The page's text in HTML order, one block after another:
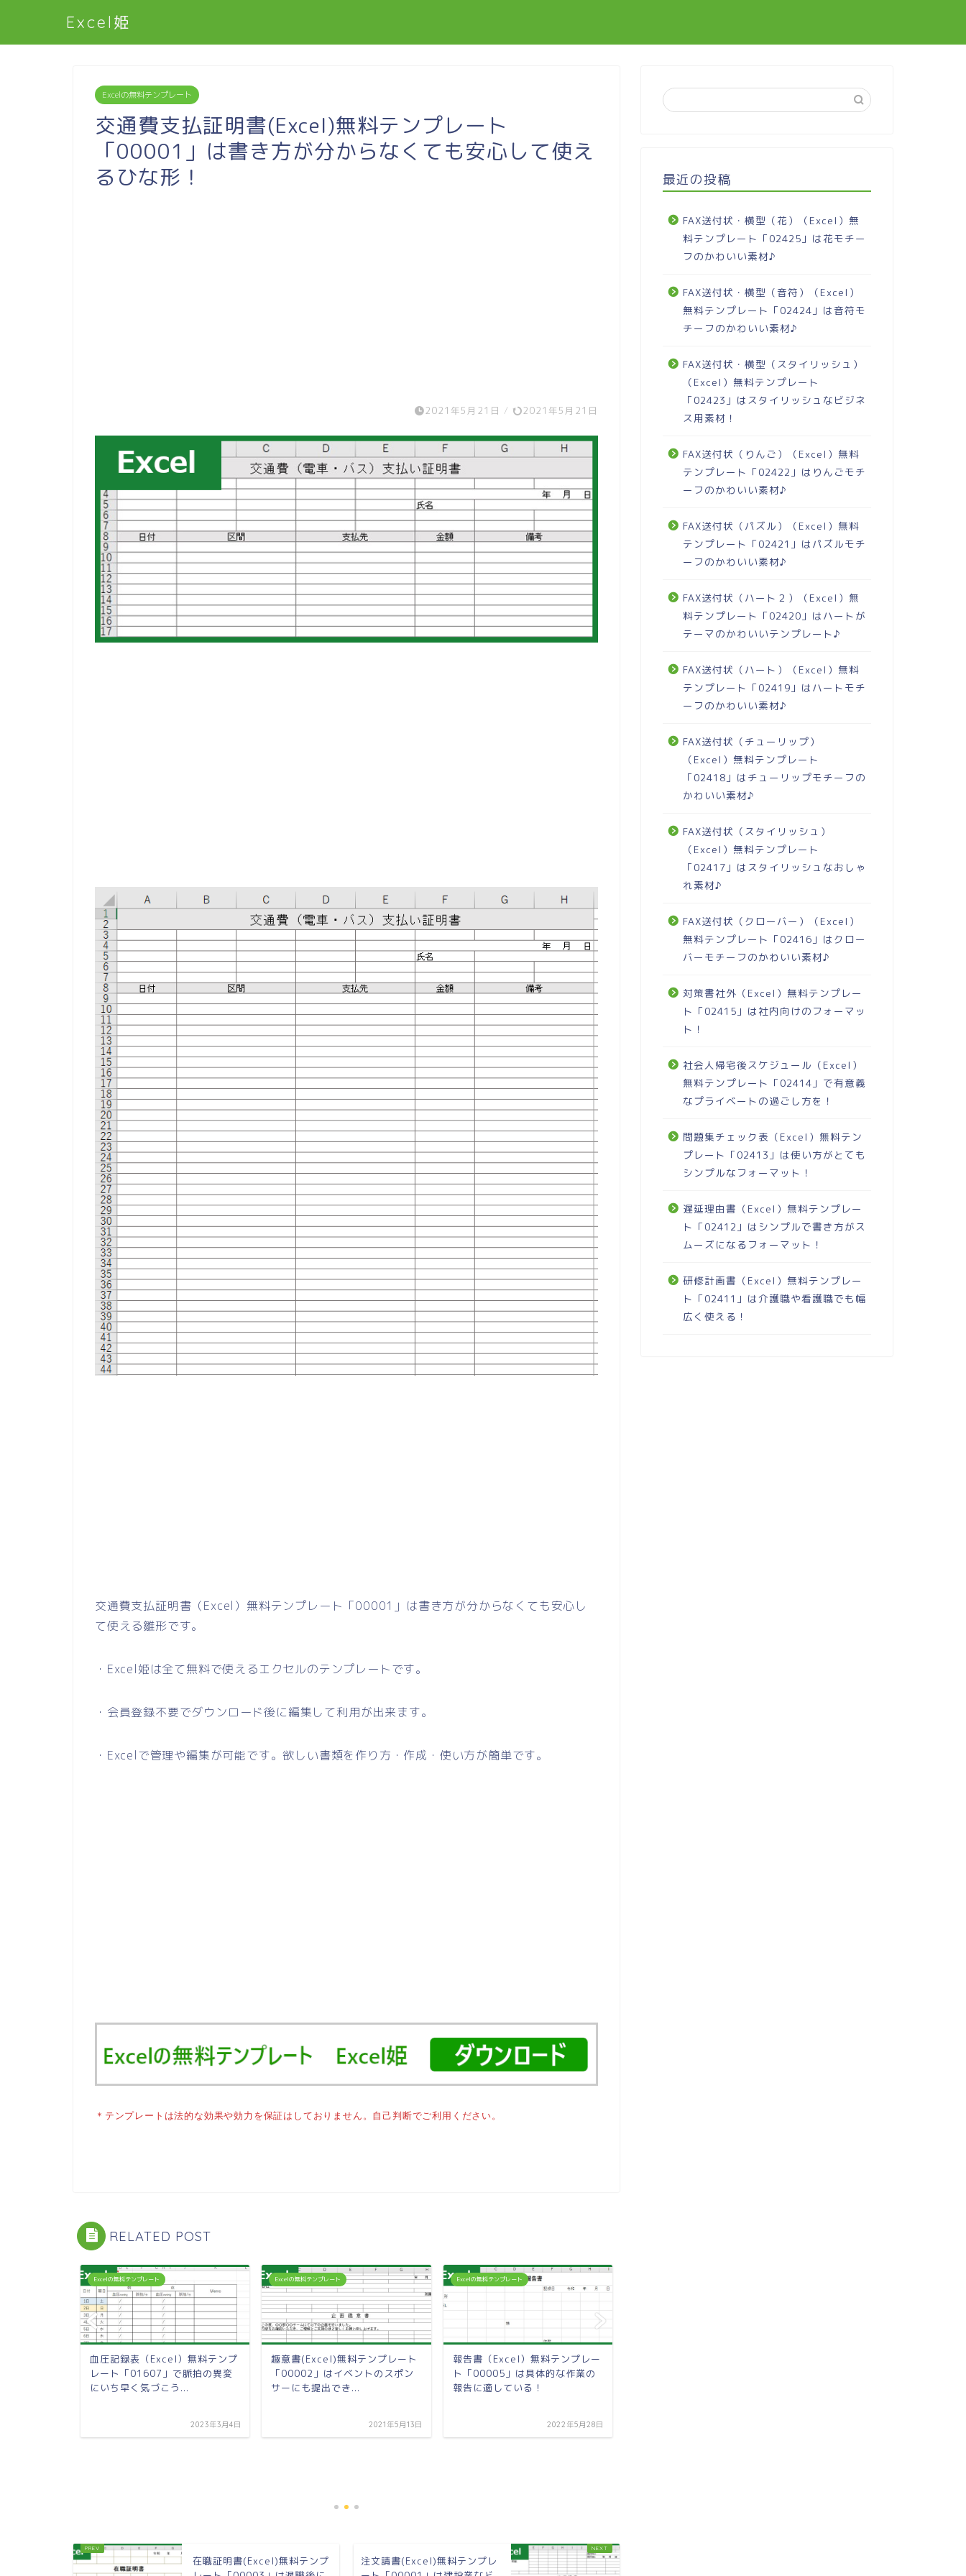
Excel姫
Excelの無料テンプレート
交通費支払証明書(Excel)無料テンプレート
「00001」は書き方が分からなくても安心して使え
るひな形！
2021年5月21日 / 2021年5月21日
交通費支払証明書（Excel）無料テンプレート「00001」は書き方が分からなくても安心し
て使える雛形です。
・Excel姫は全て無料で使えるエクセルのテンプレートです。
・会員登録不要でダウンロード後に編集して利用が出来ます。
・Excelで管理や編集が可能です。欲しい書類を作り方・作成・使い方が簡単です。
＊テンプレートは法的な効果や効力を保証はしておりません。自己判断でご利用ください。
RELATED POST
Excelの無料テンプレート
血圧記録表（Excel）無料テンプ
レート「01607」で脈拍の異変
にいち早く気づこう...
2023年3月4日
Excelの無料テンプレート
趣意書(Excel)無料テンプレート
「00002」はイベントのスポン
サーにも提出でき...
2021年5月13日
Excelの無料テンプレート
報告書（Excel）無料テンプレー
ト「00005」は具体的な作業の
報告に適している！
2022年5月28日
在職証明書(Excel)無料テンプ
注文請書(Excel)無料テンプレ
最近の投稿
FAX送付状・横型（花）（Excel）無
料テンプレート「02425」は花モチー
フのかわいい素材♪
FAX送付状・横型（音符）（Excel）
無料テンプレート「02424」は音符モ
チーフのかわいい素材♪
FAX送付状・横型（スタイリッシュ）
（Excel）無料テンプレート
「02423」はスタイリッシュなビジネ
ス用素材！
FAX送付状（りんご）（Excel）無料
テンプレート「02422」はりんごモチ
ーフのかわいい素材♪
FAX送付状（パズル）（Excel）無料
テンプレート「02421」はパズルモチ
ーフのかわいい素材♪
FAX送付状（ハート２）（Excel）無
料テンプレート「02420」はハートが
テーマのかわいいテンプレート♪
FAX送付状（ハート）（Excel）無料
テンプレート「02419」はハートモチ
ーフのかわいい素材♪
FAX送付状（チューリップ）
（Excel）無料テンプレート
「02418」はチューリップモチーフの
かわいい素材♪
FAX送付状（スタイリッシュ）
（Excel）無料テンプレート
「02417」はスタイリッシュなおしゃ
れ素材♪
FAX送付状（クローバー）（Excel）
無料テンプレート「02416」はクロー
バーモチーフのかわいい素材♪
対策書社外（Excel）無料テンプレー
ト「02415」は社内向けのフォーマッ
ト！
社会人帰宅後スケジュール（Excel）
無料テンプレート「02414」で有意義
なプライベートの過ごし方を！
問題集チェック表（Excel）無料テン
プレート「02413」は使い方がとても
シンプルなフォーマット！
遅延理由書（Excel）無料テンプレー
ト「02412」はシンプルで書き方がス
ムーズになるフォーマット！
研修計画書（Excel）無料テンプレー
ト「02411」は介護職や看護職でも幅
広く使える！